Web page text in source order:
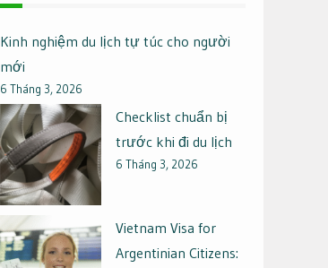
Kinh nghiệm du lịch tự túc cho người
mới
6 Tháng 3, 2026
Checklist chuẩn bị
trước khi đi du lịch
6 Tháng 3, 2026
Vietnam Visa for
Argentinian Citizens: